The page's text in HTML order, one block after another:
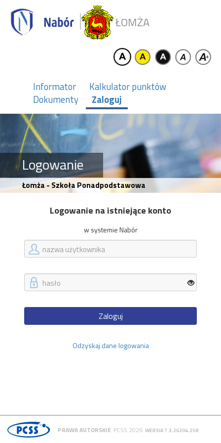
ŁOMŻA
Informator
Kalkulator punktów
Dokumenty
Zaloguj
Logowanie
Łomża - Szkoła Ponadpodstawowa
Logowanie na istniejące konto
w systemie Nabór
Zaloguj
Odzyskaj dane logowania
PRAWA AUTORSKIE PCSS 2026 WERSJA 7.3.26204.258